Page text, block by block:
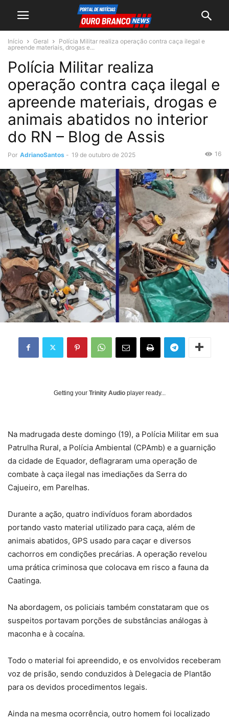
Início Geral
Polícia Militar realiza operação contra caça ilegal e
apreende materiais, drogas e...
Polícia Militar realiza
operação contra caça ilegal e
apreende materiais, drogas e
animais abatidos no interior
do RN – Blog de Assis
Por AdrianoSantos - 19 de outubro de 2025 16
Getting your Trinity Audio player ready...
Na madrugada deste domingo (19), a Polícia Militar em sua
Patrulha Rural, a Polícia Ambiental (CPAmb) e a guarnição
da cidade de Equador, deflagraram uma operação de
combate à caça ilegal nas imediações da Serra do
Cajueiro, em Parelhas.
Durante a ação, quatro indivíduos foram abordados
portando vasto material utilizado para caça, além de
animais abatidos, GPS usado para caçar e diversos
cachorros em condições precárias. A operação revelou
uma prática criminosa que colocava em risco a fauna da
Caatinga.
Na abordagem, os policiais também constataram que os
suspeitos portavam porções de substâncias análogas à
maconha e à cocaína.
Todo o material foi apreendido, e os envolvidos receberam
voz de prisão, sendo conduzidos à Delegacia de Plantão
para os devidos procedimentos legais.
Ainda na mesma ocorrência, outro homem foi localizado